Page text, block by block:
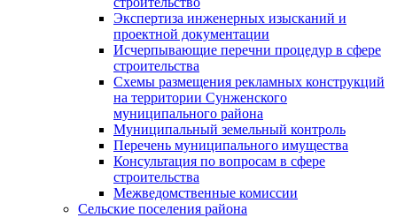
Экспертиза инженерных изысканий и
проектной документации
Исчерпывающие перечни процедур в сфере
строительства
Схемы размещения рекламных конструкций
на территории Сунженского
муниципального района
Муниципальный земельный контроль
Перечень муниципального имущества
Консультация по вопросам в сфере
строительства
Межведомственные комиссии
Сельские поселения района